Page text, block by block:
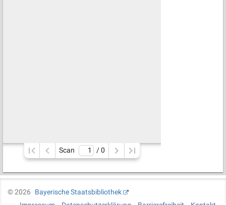
Scan / 0
©2026
Bayerische Staatsbibliothek